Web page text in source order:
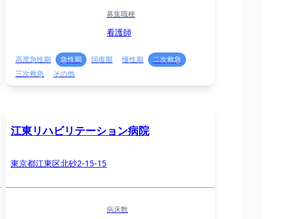
募集職種
看護師
高度急性期 急性期 回復期 慢性期
二次救急
三次救急
その他
江東リハビリテーション病院
東京都江東区北砂2-15-15
病床数